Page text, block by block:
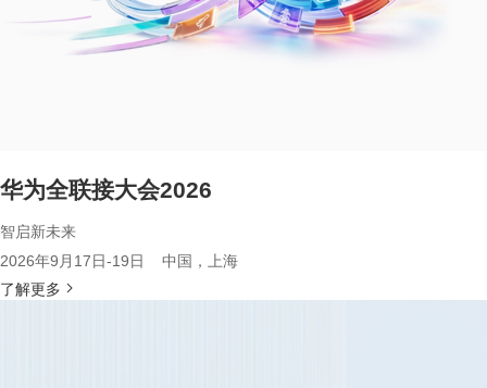
华为全联接大会2026
智启新未来
2026年9月17日-19日 中国，上海
了解更多